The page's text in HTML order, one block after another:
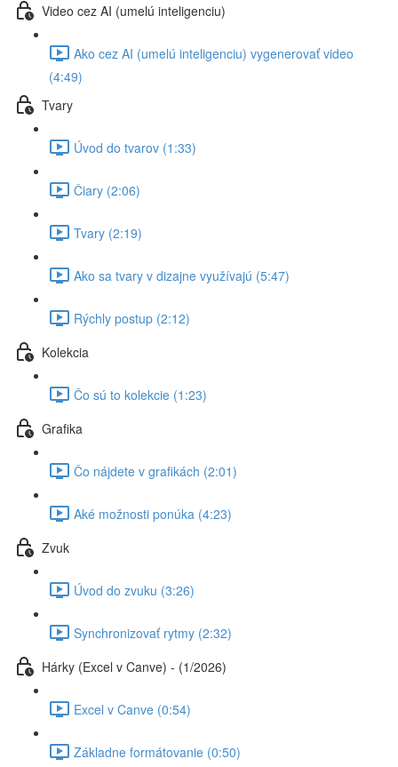
Video cez AI (umelú inteligenciu)
Ako cez AI (umelú inteligenciu) vygenerovať video
(4:49)
Tvary
Úvod do tvarov (1:33)
Čiary (2:06)
Tvary (2:19)
Ako sa tvary v dizajne využívajú (5:47)
Rýchly postup (2:12)
Kolekcia
Čo sú to kolekcie (1:23)
Grafika
Čo nájdete v grafikách (2:01)
Aké možnosti ponúka (4:23)
Zvuk
Úvod do zvuku (3:26)
Synchronizovať rytmy (2:32)
Hárky (Excel v Canve) - (1/2026)
Excel v Canve (0:54)
Základne formátovanie (0:50)